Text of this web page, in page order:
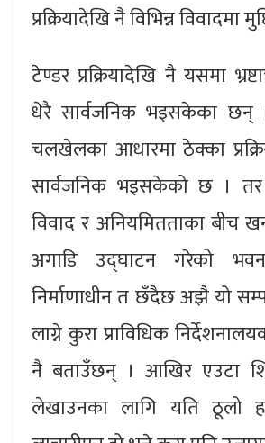
प्रक्रियादेखि नै विभिन्न
टेण्डर प्रक्रियादेखि नै यसमा
धेरै सार्वजनिक भइसकेका छन्
चलखेलका आधारमा ठेक्का
सार्वजनिक भइसकेको छ । तर
विवाद र अनियमितताका बीच
अगाडि उद्घाटन गरेको
निर्माणाधीन त छँदैछ अझै यो
लाग्ने कुरा प्राविधिक
नै बताउँछन् । आखिर एउटा
लेखाउनका लागि यति ठूलो